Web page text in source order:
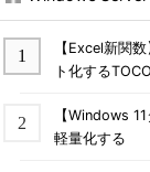
【Excel新関
ト化する
【Windows
軽量化する